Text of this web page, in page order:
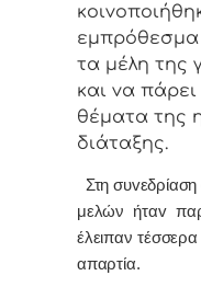
τα μέλη της
και vα
θέματα της
διάταξης.
Στη
μελών ήταv
έλειπαν
απαρτία.